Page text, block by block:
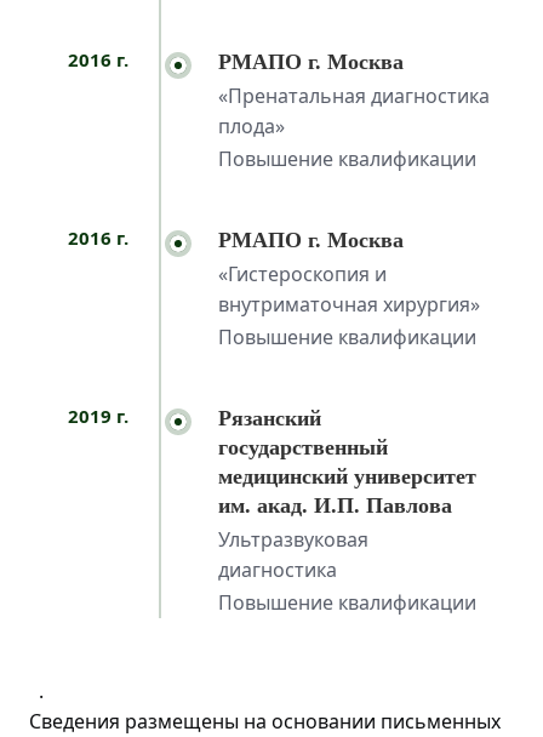
2016 г. РМАПО г. Москва
«Пренатальная диагностика
плода»
Повышение квалификации
2016 г. РМАПО г. Москва
«Гистероскопия и
внутриматочная хирургия»
Повышение квалификации
2019 г.
Рязанский
государственный
медицинский университет
им. акад. И.П. Павлова
Ультразвуковая
диагностика
Повышение квалификации
.
Сведения размещены на основании письменных